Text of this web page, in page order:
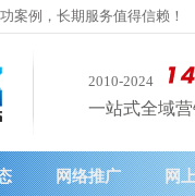
案例，长期服务值得信赖！
2010-2024
一站式全域营
网络推广 网